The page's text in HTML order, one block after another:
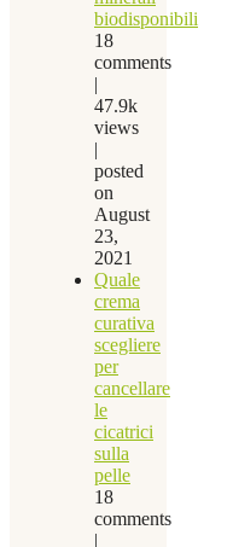
biodisponibili
18
comments
|
47.9k
views
|
posted
on
August
23,
2021
Quale
crema
curativa
scegliere
per
cancellare
le
cicatrici
sulla
pelle
18
comments
|